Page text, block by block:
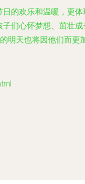
的欢乐和温暖，更
们心怀梦想、茁壮
明天也将因他们而更